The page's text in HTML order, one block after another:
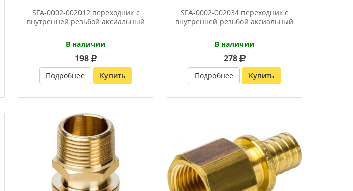
SFA-0002-002012 переходник с
внутренней резьбой аксиальный
В наличии
198
Подробнее Купить
SFA-0002-002034 переходник с
внутренней резьбой аксиальный
В наличии
278
Подробнее Купить